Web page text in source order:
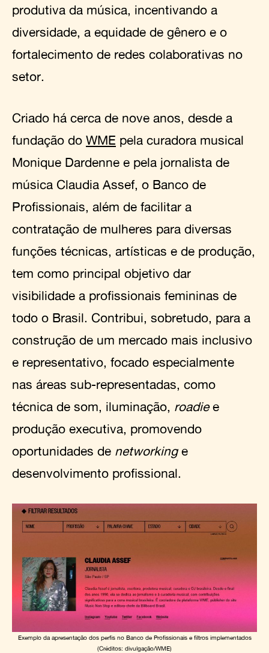
produtiva da música, incentivando a
diversidade, a equidade de gênero e o
fortalecimento de redes colaborativas no
setor.
Criado há cerca de nove anos, desde a
fundação do WME pela curadora musical
Monique Dardenne e pela jornalista de
música Claudia Assef, o Banco de
Profissionais, além de facilitar a
contratação de mulheres para diversas
funções técnicas, artísticas e de produção,
tem como principal objetivo dar
visibilidade a profissionais femininas de
todo o Brasil. Contribui, sobretudo, para a
construção de um mercado mais inclusivo
e representativo, focado especialmente
nas áreas sub-representadas, como
técnica de som, iluminação, roadiee
produção executiva, promovendo
oportunidades de networking e
desenvolvimento profissional.
Exemplo da apresentação dos perfis no Banco de Profissionais e filtros implementados
(Créditos: divulgação/WME)